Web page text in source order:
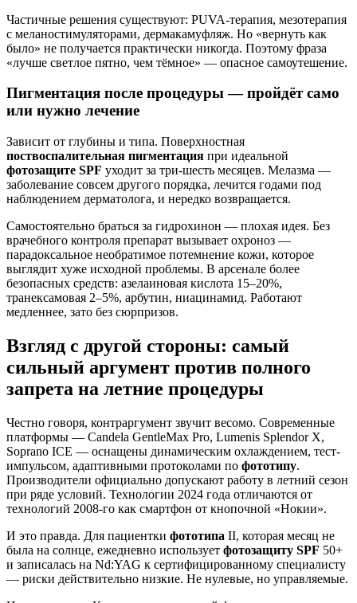
Частичные решения существуют: PUVA-терапия, мезотерапия
с меланостимуляторами, дермакамуфляж. Но «вернуть как
было» не получается практически никогда. Поэтому фраза
«лучше светлое пятно, чем тёмное» — опасное самоутешение.
Пигментация после процедуры — пройдёт само
или нужно лечение
Зависит от глубины и типа. Поверхностная
поствоспалительная пигментация при идеальной
фотозащите SPF уходит за три-шесть месяцев. Мелазма —
заболевание совсем другого порядка, лечится годами под
наблюдением дерматолога, и нередко возвращается.
Самостоятельно браться за гидрохинон — плохая идея. Без
врачебного контроля препарат вызывает охроноз —
парадоксальное необратимое потемнение кожи, которое
выглядит хуже исходной проблемы. В арсенале более
безопасных средств: азелаиновая кислота 15–20%,
транексамовая 2–5%, арбутин, ниацинамид. Работают
медленнее, зато без сюрпризов.
Взгляд с другой стороны: самый
сильный аргумент против полного
запрета на летние процедуры
Честно говоря, контраргумент звучит весомо. Современные
платформы — Candela GentleMax Pro, Lumenis Splendor X,
Soprano ICE — оснащены динамическим охлаждением, тест-
импульсом, адаптивными протоколами по фототипу.
Производители официально допускают работу в летний сезон
при ряде условий. Технологии 2024 года отличаются от
технологий 2008-го как смартфон от кнопочной «Нокии».
И это правда. Для пациентки фототипа II, которая месяц не
была на солнце, ежедневно использует фотозащиту SPF 50+
и записалась на Nd:YAG к сертифицированному специалисту
— риски действительно низкие. Не нулевые, но управляемые.